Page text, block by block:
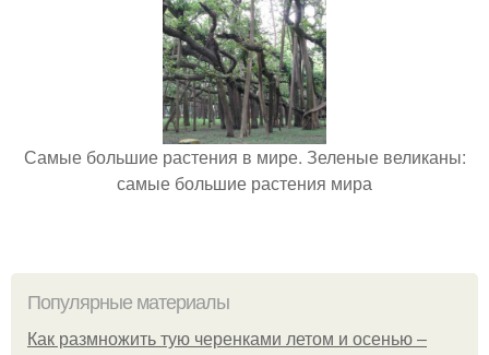
Самые большие растения в мире. Зеленые великаны:
самые большие растения мира
Популярные материалы
Как размножить тую черенками летом и осенью –